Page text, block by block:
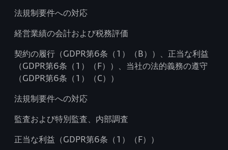
法規制要件への対応
経営業績の会計および税務評価
契約の履行（GDPR第6条（1）（B））、正当な利益
（GDPR第6条（1）（F））、当社の法的義務の遵守
（GDPR第6条（1）（C））
法規制要件への対応
監査および特別監査、内部調査
正当な利益（GDPR第6条（1）（F））